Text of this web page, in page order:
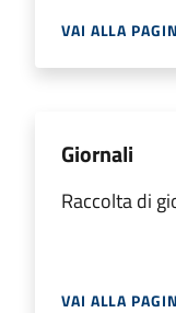
VAI ALLA
Giornali
Raccolta di
VAI ALLA